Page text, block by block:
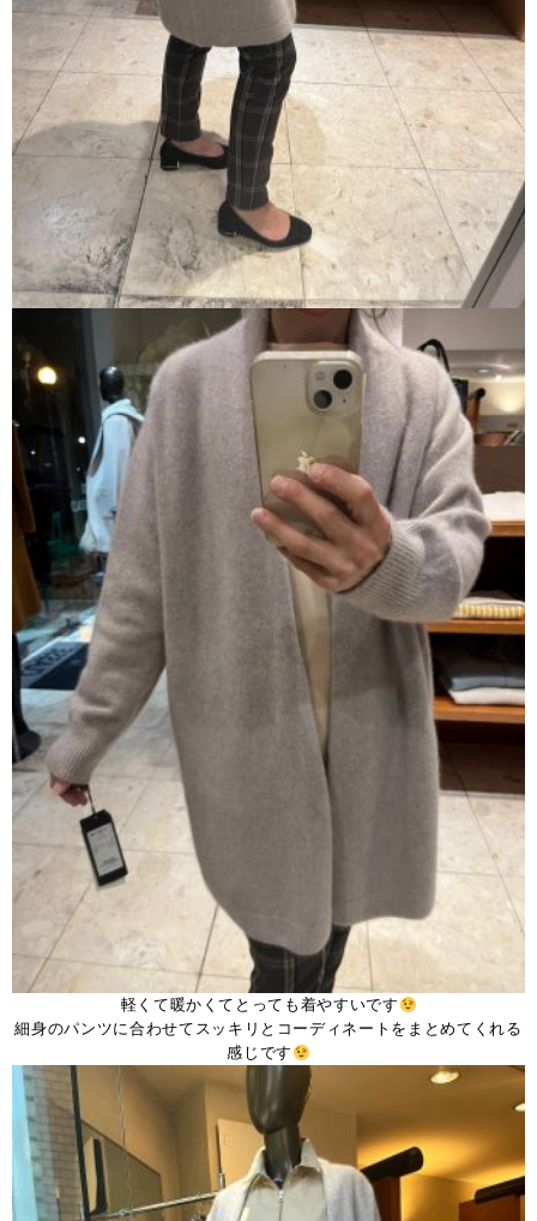
軽くて暖かくてとっても着やすいです
細身のパンツに合わせてスッキリとコーディネートをまとめてくれる
感じです